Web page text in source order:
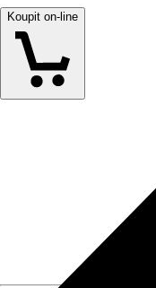
Koupit on-line